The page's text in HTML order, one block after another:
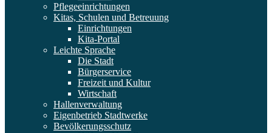
Pflegeeinrichtungen
Kitas, Schulen und Betreuung
Einrichtungen
Kita-Portal
Leichte Sprache
Die Stadt
Bürgerservice
Freizeit und Kultur
Wirtschaft
Hallenverwaltung
Eigenbetrieb Stadtwerke
Bevölkerungsschutz